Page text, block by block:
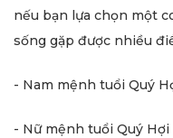
nếu bạn lựa chọn một
sống gặp được nhiều
- Nam mệnh tuổi Quý
- Nữ mệnh tuổi Quý Hợi